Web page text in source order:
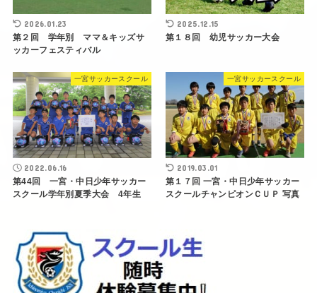
2026.01.23
第２回 学年別 ママ＆キッズサ
ッカーフェスティバル
2025.12.15
第１８回 幼児サッカー大会
一宮サッカースクール
2022.06.16
第44回 一宮・中日少年サッカー
スクール学年別夏季大会 4年生
一宮サッカースクール
2019.03.01
第１７回 一宮・中日少年サッカー
スクールチャンピオンＣＵＰ 写真